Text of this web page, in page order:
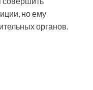
но ему
органов.